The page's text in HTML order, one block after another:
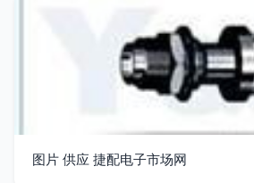
图片 供应 捷配电子市场网